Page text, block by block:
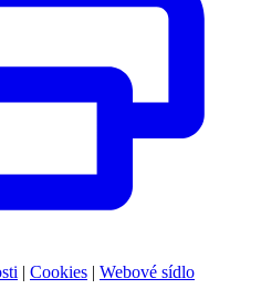
| Cookies | Webové sídlo